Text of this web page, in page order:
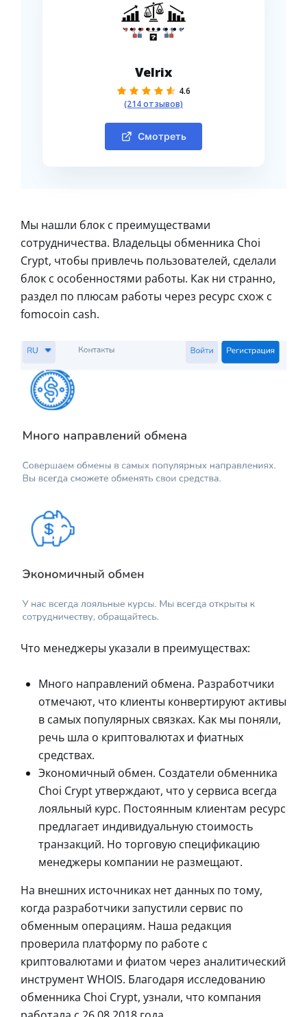
Velrix
4.6
(214 отзывов)
Смотреть
Мы нашли блок с преимуществами
сотрудничества. Владельцы обменника Choi
Crypt, чтобы привлечь пользователей, сделали
блок с особенностями работы. Как ни странно,
раздел по плюсам работы через ресурс схож с
fomocoin cash.
Что менеджеры указали в преимуществах:
Много направлений обмена. Разработчики
отмечают, что клиенты конвертируют активы
в самых популярных связках. Как мы поняли,
речь шла о криптовалютах и фиатных
средствах.
Экономичный обмен. Создатели обменника
Choi Crypt утверждают, что у сервиса всегда
лояльный курс. Постоянным клиентам ресурс
предлагает индивидуальную стоимость
транзакций. Но торговую спецификацию
менеджеры компании не размещают.
На внешних источниках нет данных по тому,
когда разработчики запустили сервис по
обменным операциям. Наша редакция
проверила платформу по работе с
криптовалютами и фиатом через аналитический
инструмент WHOIS. Благодаря исследованию
обменника Choi Crypt, узнали, что компания